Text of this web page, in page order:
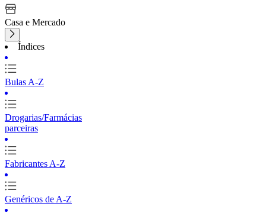
Casa e Mercado
Índices
Bulas A-Z
Drogarias/Farmácias
parceiras
Fabricantes A-Z
Genéricos de A-Z